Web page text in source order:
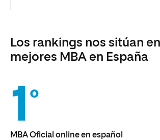
Los rankings nos sitúan
mejores MBA en España
1 º
MBA Oficial online en español